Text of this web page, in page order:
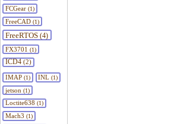
FCGear(1)
FreeCAD(1)
FreeRTOS (4)
FX3701 (1)
ICD4 (2)
IMAP(1) INL (1)
jetson (1)
Loctite638 (1)
Mach3 (1)